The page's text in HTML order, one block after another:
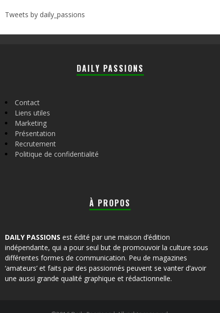
Tweets by daily_passions
DAILY PASSIONS
Contact
Liens utiles
Marketing
Présentation
Recrutement
Politique de confidentialité
À PROPOS
DAILY PASSIONS est édité par une maison d’édition
indépendante, qui a pour seul but de promouvoir la culture sous
différentes formes de communication. Peu de magazines
‘amateurs’ et faits par des passionnés peuvent se vanter d’avoir
une aussi grande qualité graphique et rédactionnelle.